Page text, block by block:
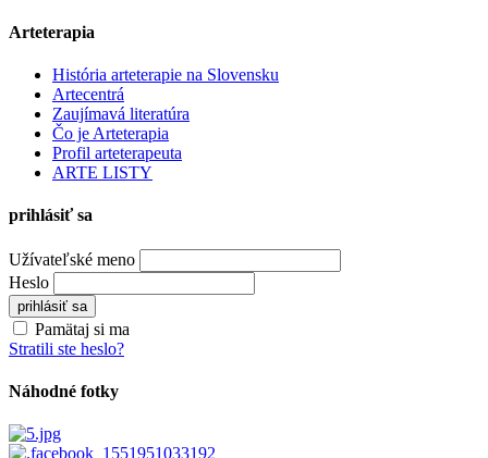
Arteterapia
História arteterapie na Slovensku
Artecentrá
Zaujímavá literatúra
Čo je Arteterapia
Profil arteterapeuta
ARTE LISTY
prihlásiť sa
Užívateľské meno
Heslo
Pamätaj si ma
Stratili ste heslo?
Náhodné fotky